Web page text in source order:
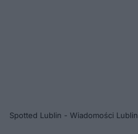
Spotted Lublin - Wiadomości Lublin